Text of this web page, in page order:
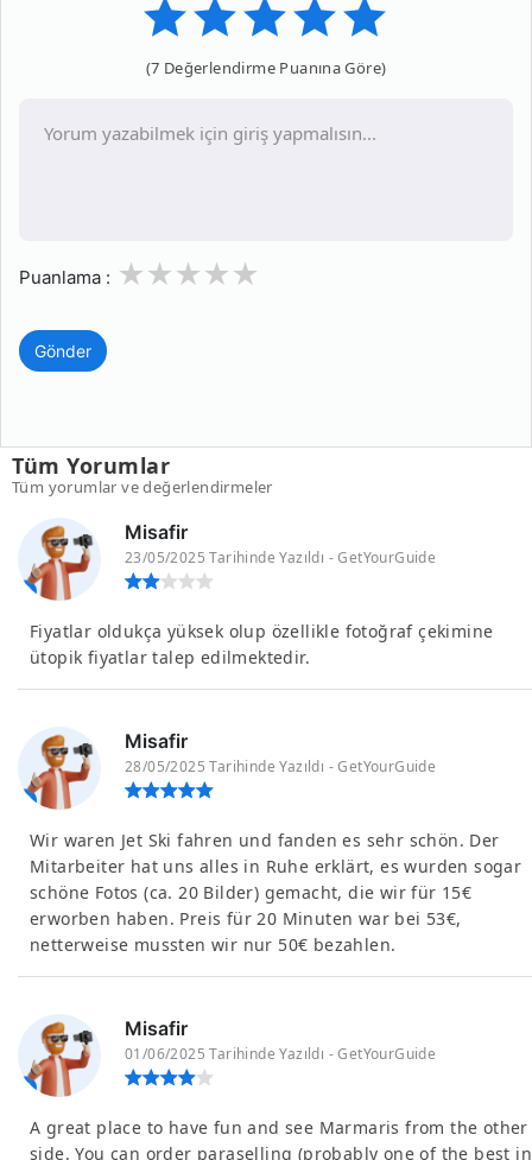
(7 Değerlendirme Puanına Göre)
Puanlama : 3
2
1
Gönder
Tüm Yorumlar
Tüm yorumlar ve değerlendirmeler
Misafir
23/05/2025 Tarihinde Yazıldı - GetYourGuide
Fiyatlar oldukça yüksek olup özellikle fotoğraf çekimine
ütopik fiyatlar talep edilmektedir.
Misafir
28/05/2025 Tarihinde Yazıldı - GetYourGuide
Wir waren Jet Ski fahren und fanden es sehr schön. Der
Mitarbeiter hat uns alles in Ruhe erklärt, es wurden sogar
schöne Fotos (ca. 20 Bilder) gemacht, die wir für 15€
erworben haben. Preis für 20 Minuten war bei 53€,
netterweise mussten wir nur 50€ bezahlen.
Misafir
01/06/2025 Tarihinde Yazıldı - GetYourGuide
A great place to have fun and see Marmaris from the other
side. You can order paraselling (probably one of the best in